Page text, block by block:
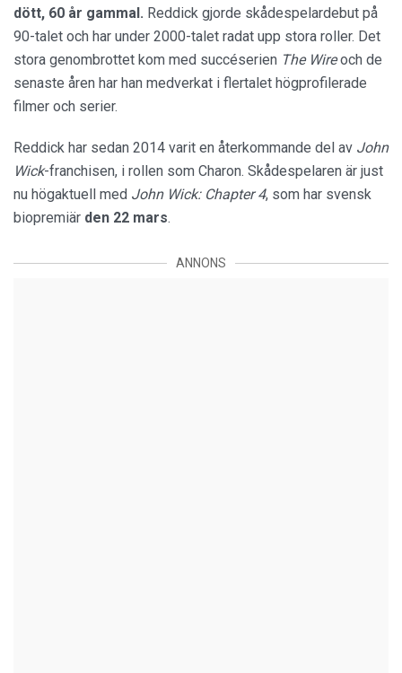
dött, 60 år gammal. Reddick gjorde skådespelardebut på
90-talet och har under 2000-talet radat upp stora roller. Det
stora genombrottet kom med succéserien The Wireoch de
senaste åren har han medverkat i flertalet högprofilerade
filmer och serier.
Reddick har sedan 2014 varit en återkommande del av John
Wick-franchisen, i rollen som Charon. Skådespelaren är just
nu högaktuell med John Wick: Chapter 4, som har svensk
biopremiär den 22 mars.
ANNONS